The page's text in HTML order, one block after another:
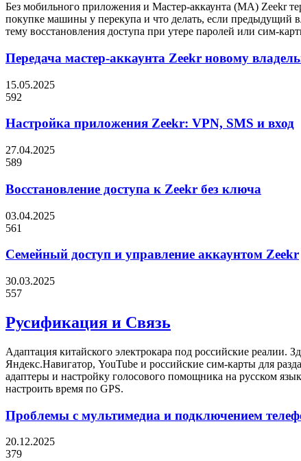
Без мобильного приложения и Мастер-аккаунта (MA) Zeekr
покупке машины у перекупа и что делать, если предыдущий
тему восстановления доступа при утере паролей или сим-
Передача мастер-аккаунта Zeekr новому
15.05.2025
592
Настройка приложения Zeekr: VPN, SMS и вход
27.04.2025
589
Восстановление доступа к Zeekr без ключа
03.04.2025
561
Семейный доступ и управление аккаунтом Zeekr
30.03.2025
557
Русификация и Связь
Адаптация китайского электрокара под российские
Яндекс.Навигатор, YouTube и российские сим-карты для
адаптеры и настройку голосового помощника на русском
настроить время по GPS.​​
Проблемы с мультимедиа и подключением
20.12.2025
379